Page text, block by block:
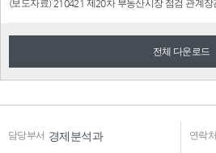
전체 다운로드
담당부서 경제분석과 연락처